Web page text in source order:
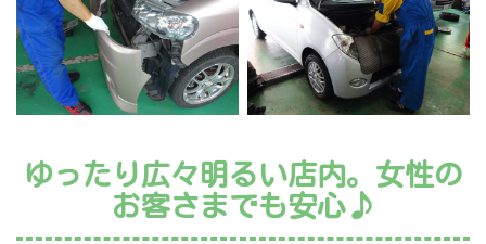
ゆったり広々明るい店内。女性の
お客さまでも安心♪